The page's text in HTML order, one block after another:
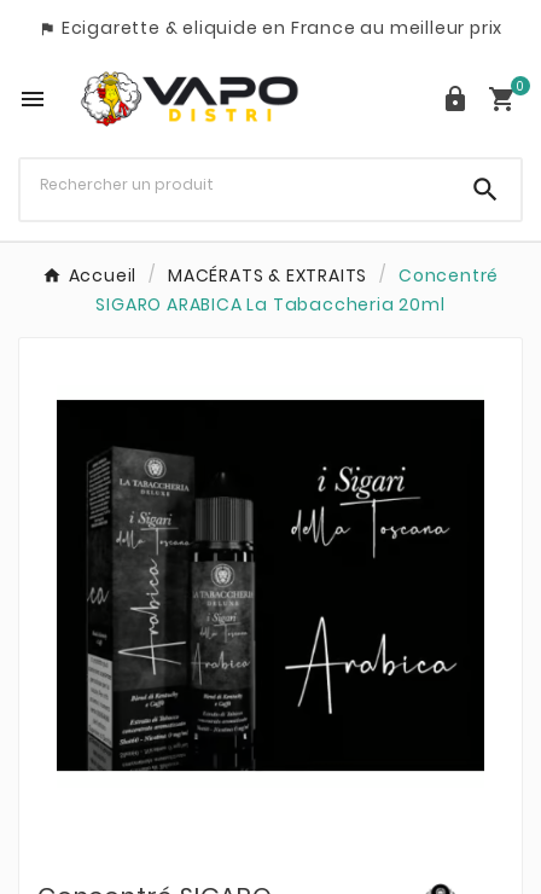
 Ecigarette & eliquide en France au meilleur prix
  0

Accueil MACÉRATS & EXTRAITS
Concentré
SIGARO ARABICA La Tabaccheria 20ml